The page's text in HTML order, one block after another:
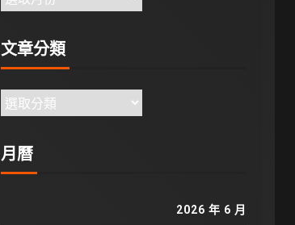
文章分類
月曆
2026 年 6 月